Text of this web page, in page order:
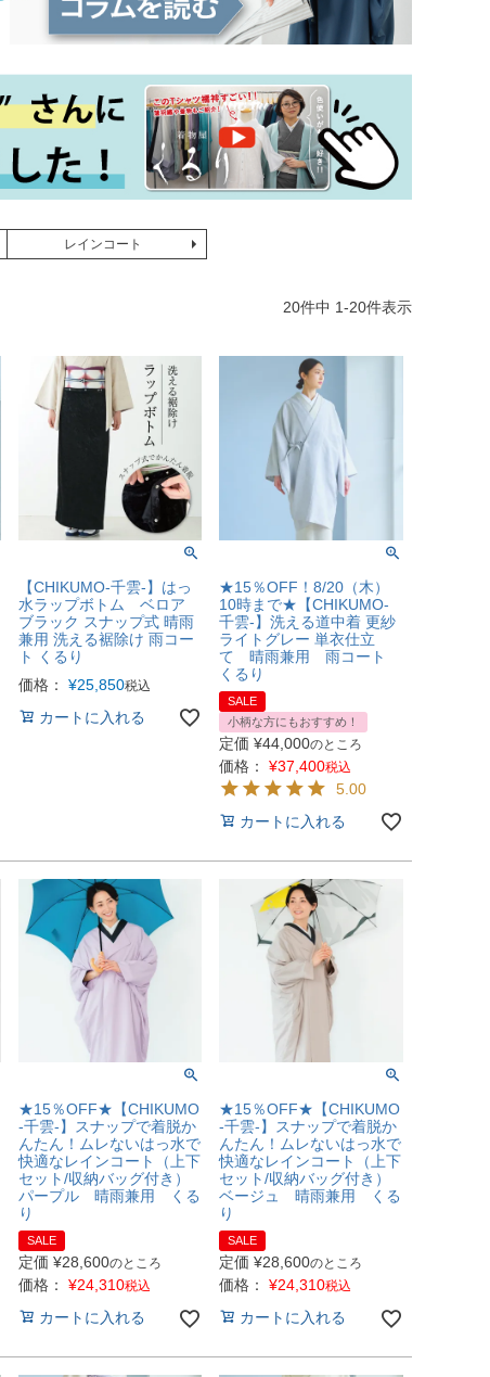
レインコート
20件中 1-20件表示
【CHIKUMO-千雲-】はっ
水ラップボトム ベロア
ブラック スナップ式 晴雨
兼用 洗える裾除け 雨コー
ト くるり
価格：
¥25,850税込
カートに入れる
★15％OFF！8/20（木）
10時まで★【CHIKUMO-
千雲-】洗える道中着 更紗
ライトグレー 単衣仕立
て 晴雨兼用 雨コート
くるり
SALE
小柄な方にもおすすめ！
定価 ¥44,000のところ
価格： ¥37,400税込
5.00
カートに入れる
★15％OFF★【CHIKUMO
-千雲-】スナップで着脱か
んたん！ムレないはっ水で
快適なレインコート（上下
セット/収納バッグ付き）
パープル 晴雨兼用 くる
り
SALE
定価 ¥28,600のところ
価格： ¥24,310税込
カートに入れる
★15％OFF★【CHIKUMO
-千雲-】スナップで着脱か
んたん！ムレないはっ水で
快適なレインコート（上下
セット/収納バッグ付き）
ベージュ 晴雨兼用 くる
り
SALE
定価 ¥28,600のところ
価格： ¥24,310税込
カートに入れる